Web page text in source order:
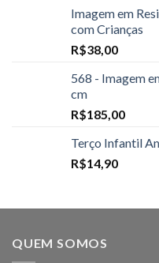
Imagem em
com Crianças
R$38,00
568 - Imagem
cm
R$185,00
Terço Infantil
R$14,90
QUEM SOMOS